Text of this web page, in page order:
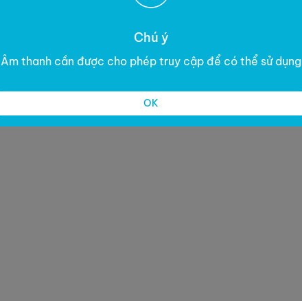
Chú ý
Âm thanh cần được cho phép truy cập để có thể sử dụng
OK